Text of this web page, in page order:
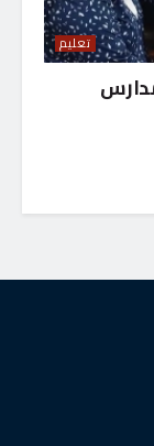
تعليم